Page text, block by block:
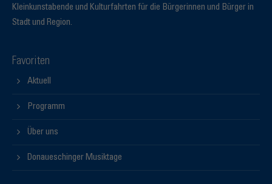
Kleinkunstabende und Kulturfahrten für die Bürgerinnen und Bürger in
Stadt und Region.
Favoriten
Aktuell
Programm
Über uns
Donaueschinger Musiktage